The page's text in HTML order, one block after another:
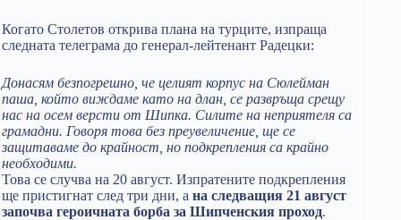
Когато Столетов открива плана на турците, изпраща
следната телеграма до генерал-лейтенант Радецки:
Донасям безпогрешно, че целият корпус на Сюлейман
паша, който виждаме като на длан, се развръща срещу
нас на осем версти от Шипка. Силите на неприятеля са
грамадни. Говоря това без преувеличение, ще се
защитаваме до крайност, но подкрепления са крайно
необходими.
Това се случва на 20 август. Изпратените подкрепления
ще пристигнат след три дни, а на следващия 21 август
започва героичната борба за Шипченския проход.